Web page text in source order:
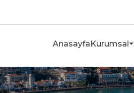
AnasayfaKurumsal